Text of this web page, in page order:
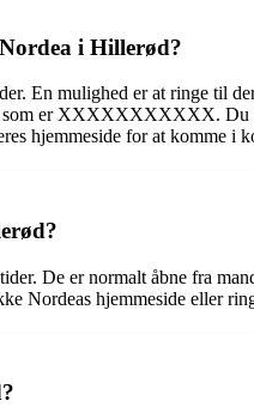
i Hillerød?
En mulighed er at ringe til
er XXXXXXXXXXX. Du
hjemmeside for at komme i
De er normalt åbne fra
Nordeas hjemmeside eller